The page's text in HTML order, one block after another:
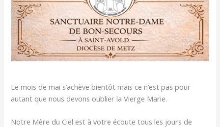
Le mois de mai s’achève bientôt mais ce n’est pas pour
autant que nous devons oublier la Vierge Marie.
Notre Mère du Ciel est à votre écoute tous les jours de